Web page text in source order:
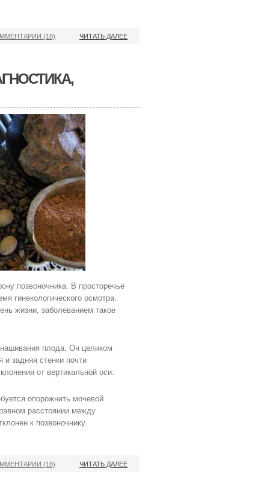
ЧИТАТЬ ДАЛЕЕ
(18)
позвоночника. В просторечье
гинекологического осмотра.
жизни, заболеванием такое
плода. Он целиком
задняя стенки почти
от вертикальной оси.
опорожнить мочевой
расстоянии между
к позвоночнику.
ЧИТАТЬ ДАЛЕЕ
(18)